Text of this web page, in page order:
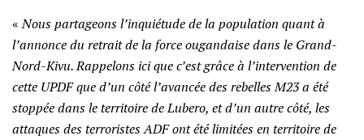
«Nous partageons l’inquiétude de la population quant à
l’annonce du retrait de la force ougandaise dans le Grand-
Nord-Kivu. Rappelons ici que c’est grâce à l’intervention de
cette UPDF que d’un côté l’avancée des rebelles M23 a été
stoppée dans le territoire de Lubero, et d’un autre côté, les
attaques des terroristes ADF ont été limitées en territoire de